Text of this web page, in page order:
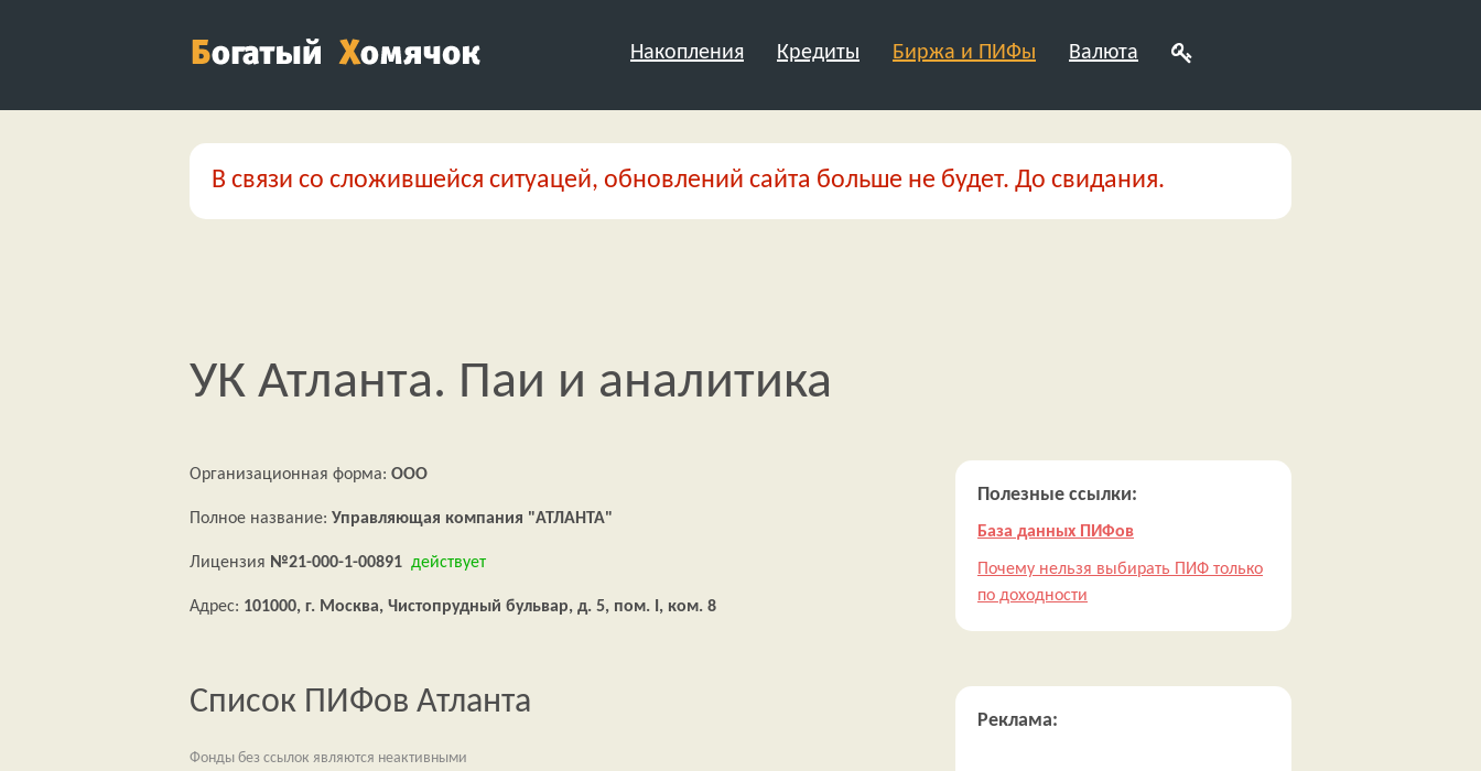
Накопления Кредиты Биржа и ПИФы Валюта
В связи со сложившейся ситуацей, обновлений сайта больше не будет. До свидания.
УК Атланта. Паи и аналитика
Организационная форма: ООО
Полное название: Управляющая компания "АТЛАНТА"
Лицензия №21-000-1-00891 действует
Адрес: 101000, г. Москва, Чистопрудный бульвар, д. 5, пом. I, ком. 8
Список ПИФов Атланта
Фонды без ссылок являются неактивными
Полезные ссылки:
База данных ПИФов
Почему нельзя выбирать ПИФ только
по доходности
Реклама: